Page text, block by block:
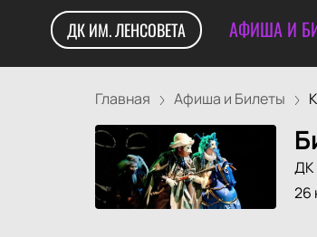
ДК ИМ. ЛЕНСОВЕТА АФИША И
Главная Афиша и Билеты
ДК
26